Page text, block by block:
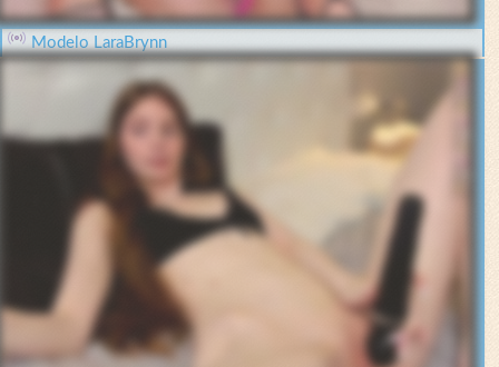
Modelo LaraBrynn